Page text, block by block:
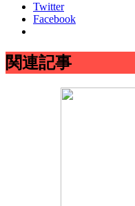
Twitter
Facebook
関連記事